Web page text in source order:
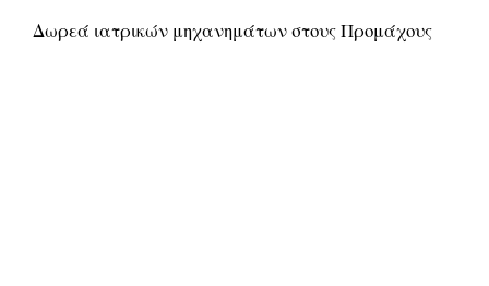
Δωρεά ιατρικών μηχανημάτων στους Προμάχους